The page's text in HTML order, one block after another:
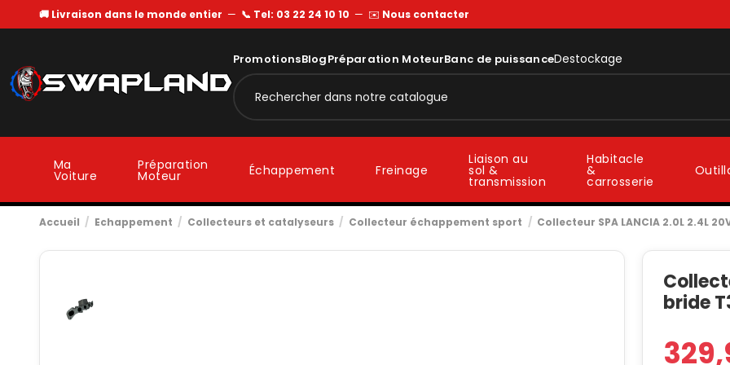
🚚 Livraison dans le monde entier — 📞 Tel: 03 22 24 10 10 — ✉️ Nous contacter
PromotionsBlogPréparation MoteurBanc de puissanceDestockage
Ma
Voiture
Préparation
Moteur Échappement Freinage
Liaison au
sol &
transmission
Habitacle
&
carrosserie
Accueil Echappement Collecteurs et catalyseurs Collecteur échappement sport Collecteur SPA LANCIA 2.0L 2.4L
bride